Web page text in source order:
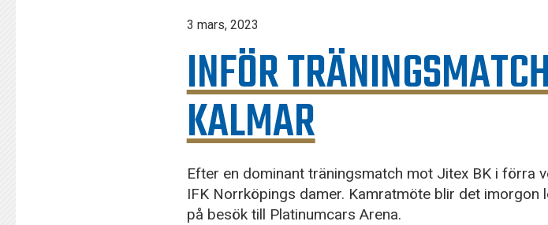
3 mars, 2023
INFÖR
KALMAR
Efter en dominant träningsmatch mot Jitex BK i förra
IFK Norrköpings damer. Kamratmöte blir det imorgon
på besök till Platinumcars Arena.